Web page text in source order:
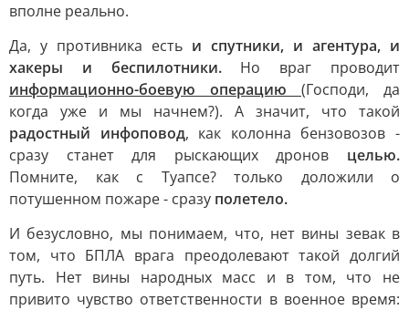
вполне реально.
Да, у противника есть и спутники, и агентура, и
хакеры и беспилотники.Но враг проводит
информационно-боевую операцию (Господи, да
когда уже и мы начнем?). А значит, что такой
радостный инфоповод, как колонна бензовозов -
сразу станет для рыскающих дронов целью.
Помните, как с Туапсе? только доложили о
потушенном пожаре - сразу полетело.
И безусловно, мы понимаем, что, нет вины зевак в
том, что БПЛА врага преодолевают такой долгий
путь. Нет вины народных масс и в том, что не
привито чувство ответственности в военное время: